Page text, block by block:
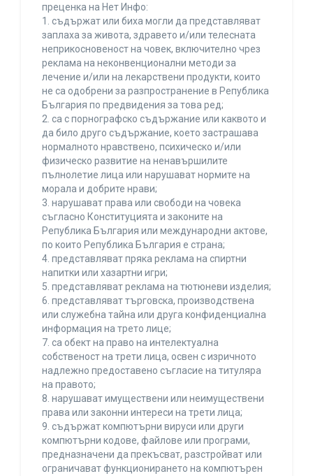
преценка на Нет Инфо:
1. съдържат или биха могли да представляват
заплаха за живота, здравето и/или телесната
неприкосновеност на човек, включително чрез
реклама на неконвенционални методи за
лечение и/или на лекарствени продукти, които
не са одобрени за разпространение в Република
България по предвидения за това ред;
2. са с порнографско съдържание или каквото и
да било друго съдържание, което застрашава
нормалното нравствено, психическо и/или
физическо развитие на ненавършилите
пълнолетие лица или нарушават нормите на
морала и добрите нрави;
3. нарушават права или свободи на човека
съгласно Конституцията и законите на
Република България или международни актове,
по които Република България е страна;
4. представляват пряка реклама на спиртни
напитки или хазартни игри;
5. представляват реклама на тютюневи изделия;
6. представляват търговска, производствена
или служебна тайна или друга конфиденциална
информация на трето лице;
7. са обект на право на интелектуална
собственост на трети лица, освен с изричното
надлежно предоставено съгласие на титуляра
на правото;
8. нарушават имуществени или неимуществени
права или законни интереси на трети лица;
9. съдържат компютърни вируси или други
компютърни кодове, файлове или програми,
предназначени да прекъсват, разстройват или
ограничават функционирането на компютърен